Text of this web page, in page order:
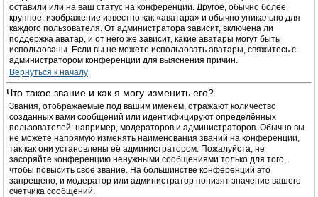
оставили или на ваш статус на конференции. Другое, обычно более
крупное, изображение известно как «аватара» и обычно уникально для
каждого пользователя. От администратора зависит, включена ли
поддержка аватар, и от него же зависит, какие аватары могут быть
использованы. Если вы не можете использовать аватары, свяжитесь с
администратором конференции для выяснения причин.
Вернуться к началу
Что такое звание и как я могу изменить его?
Звания, отображаемые под вашим именем, отражают количество
созданных вами сообщений или идентифицируют определённых
пользователей: например, модераторов и администраторов. Обычно вы
не можете напрямую изменять наименования званий на конференции,
так как они установлены её администратором. Пожалуйста, не
засоряйте конференцию ненужными сообщениями только для того,
чтобы повысить своё звание. На большинстве конференций это
запрещено, и модератор или администратор понизят значение вашего
счётчика сообщений.